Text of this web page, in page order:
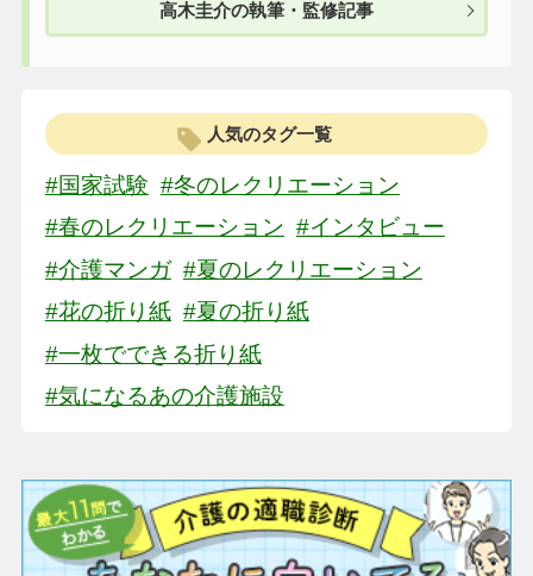
高木圭介の執筆・監修記事
人気のタグ一覧
#国家試験 #冬のレクリエーション
#春のレクリエーション #インタビュー
#介護マンガ #夏のレクリエーション
#花の折り紙 #夏の折り紙
#一枚でできる折り紙
#気になるあの介護施設